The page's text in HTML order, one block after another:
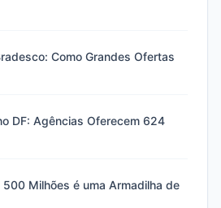
Como Grandes Ofertas
DF: Agências Oferecem 624
Milhões é uma Armadilha de